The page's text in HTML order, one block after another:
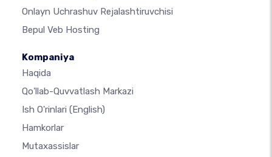
Onlayn Uchrashuv Rejalashtiruvchisi
Bepul Veb Hosting
Kompaniya
Haqida
Qo'llab-Quvvatlash Markazi
Ish O'rinlari (English)
Hamkorlar
Mutaxassislar